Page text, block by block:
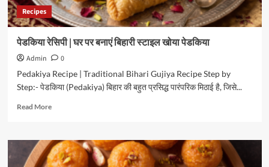
Recipes
पेडकिया रेसिपी | घर पर बनाएं बिहारी स्टाइल खोया पेडकिया
Admin
0
Pedakiya Recipe | Traditional Bihari Gujiya Recipe Step by
Step:- पेडकिया (Pedakiya) बिहार की बहुत प्रसिद्ध पारंपरिक मिठाई है, जिसे...
Read MoreRead
पेडकिया
रेसिपी
|